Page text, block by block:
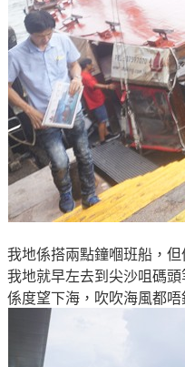
我地係搭兩點鐘嗰班船 ，
我地就早左去到尖沙咀碼
係度望下海 ，吹吹海風都